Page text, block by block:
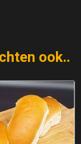
ook..